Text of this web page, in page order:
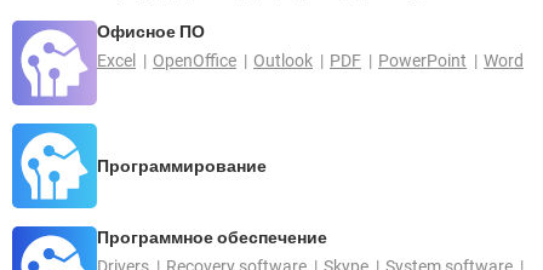
Офисное ПО
Excel
OpenOffice Outlook PDF PowerPoint Word
Программирование
Программное обеспечение